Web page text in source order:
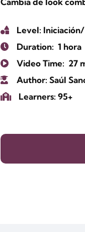
Level:
Duration: 1 hora
Video Time: 27
Author: Saúl
Learners: 95+